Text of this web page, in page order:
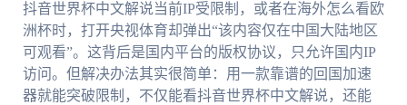
抖音世界杯中文解说当前IP受限制，或者在海外怎么看欧
洲杯时，打开央视体育却弹出“该内容仅在中国大陆地区
可观看”。这背后是国内平台的版权协议，只允许国内IP
访问。但解决办法其实很简单：用一款靠谱的回国加速
器就能突破限制，不仅能看抖音世界杯中文解说，还能